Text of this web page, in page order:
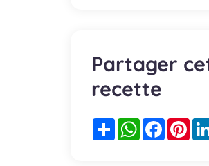
Partager
recette
PartagerWhatsApp